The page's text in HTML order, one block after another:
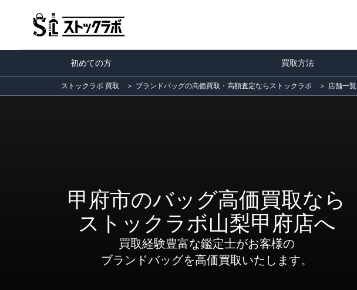
初めての方 買取方法
ストックラボ 買取 ＞ ブランドバッグの高価買取・高額査定ならストックラボ ＞ 店舗一覧
甲府市のバッグ高価買取なら
ストックラボ山梨甲府店へ
買取経験豊富な鑑定士がお客様の
ブランドバッグを高価買取いたします。